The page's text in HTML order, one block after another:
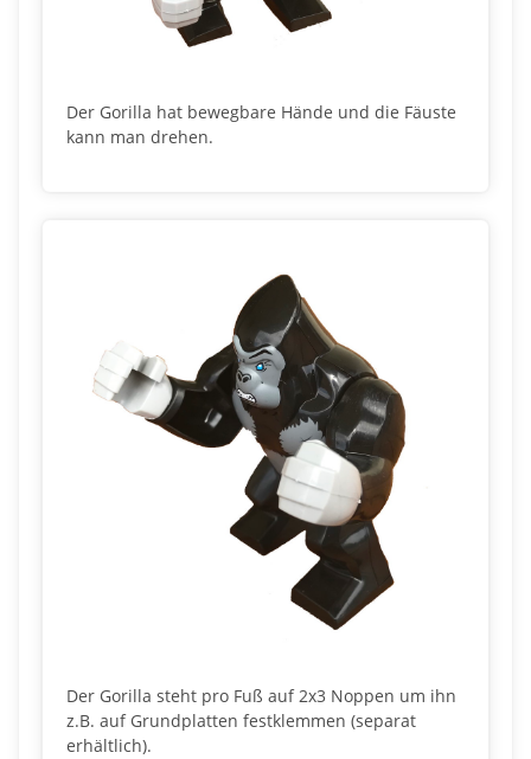
Der Gorilla hat bewegbare Hände und die Fäuste
kann man drehen.
Der Gorilla steht pro Fuß auf 2x3 Noppen um ihn
z.B. auf Grundplatten festklemmen (separat
erhältlich).